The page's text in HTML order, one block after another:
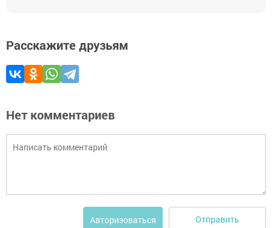
Расскажите друзьям
Нет комментариев
Авторизоваться Отправить